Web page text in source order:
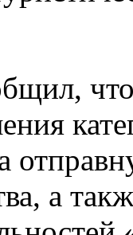
а